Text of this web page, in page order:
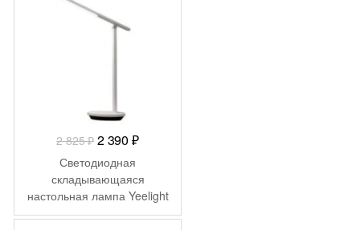
2 825₽ Первоначальная
цена
составляла
2
825 ₽.
2 390 ₽Текущая
2
390 ₽.
Светодиодная
складывающаяся
настольная лампа Yeelight
Z1 Pro YLTD14YL